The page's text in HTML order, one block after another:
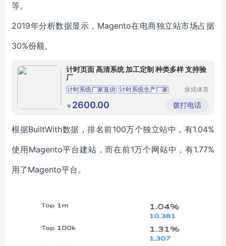
等。
2019年分析数据显示，Magento在电商独立站市场占据
30%份额。
计时页面 高清系统 加工定制 种类多样 支持验
厂
计时系统厂家直供 计时系统生产厂家
计时系统供应
计时系统批发
纵炫体育
岛有限公
司
￥ 2600.00 拨打电话
根据BuiltWith数据，排名前100万个独立站中，有1.04%
使用Magento平台建站，而在前1万个网站中，有1.77%
用了Magento平台。